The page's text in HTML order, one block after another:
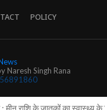
POLICY
Naresh Singh Rana
राशि के जातकों का स्वास्थ्य के